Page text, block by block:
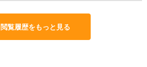
閲覧履歴をもっと見る